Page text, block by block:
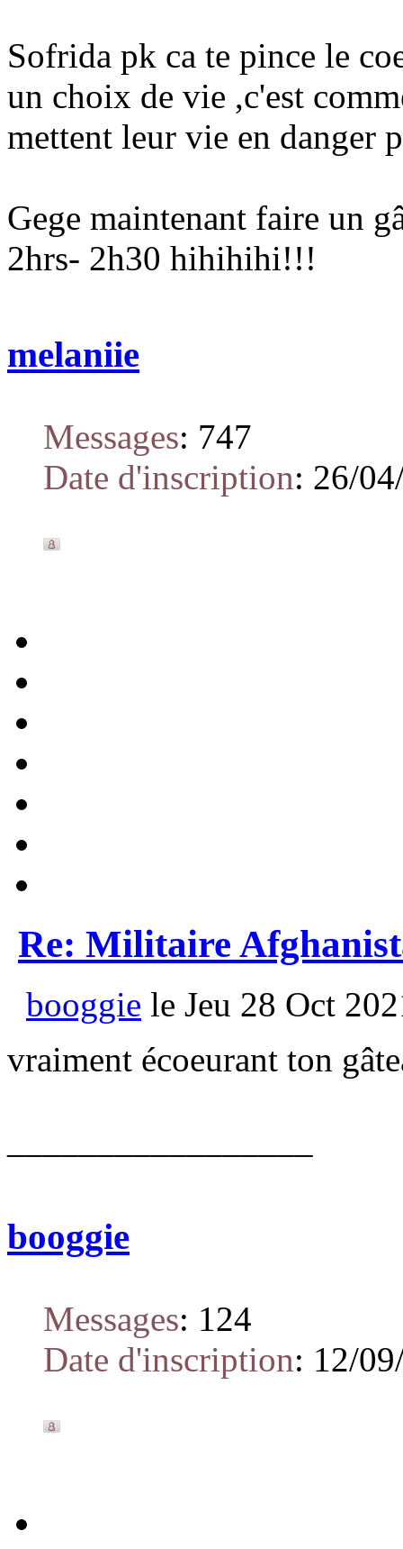
Sofrida pk ca te pince le
un choix de vie ,c'est
mettent leur vie en danger
Gege maintenant faire un
2hrs- 2h30 hihihihi!!!
melaniie
Messages: 747
Date d'inscription: 26/
Re: Militaire
booggie le Jeu 28 Oct
vraiment écoeurant ton
booggie
Messages: 124
Date d'inscription: 12/